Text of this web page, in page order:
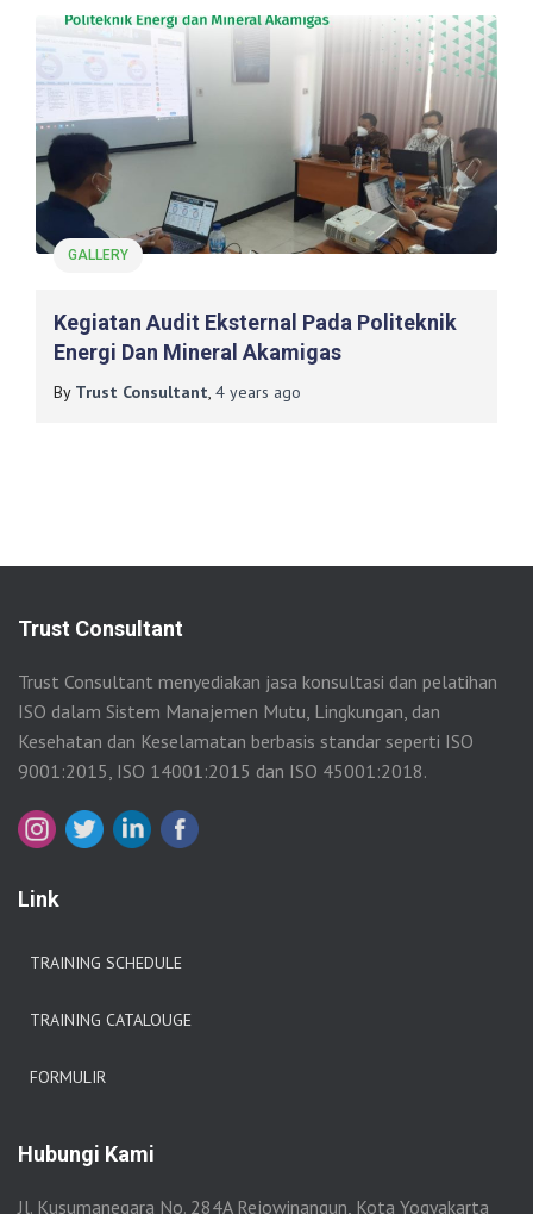
GALLERY
Kegiatan Audit Eksternal Pada Politeknik
Energi Dan Mineral Akamigas
By Trust Consultant, 4 years ago
Trust Consultant
Trust Consultant menyediakan jasa konsultasi dan pelatihan
ISO dalam Sistem Manajemen Mutu, Lingkungan, dan
Kesehatan dan Keselamatan berbasis standar seperti ISO
9001:2015, ISO 14001:2015 dan ISO 45001:2018.
Link
TRAINING SCHEDULE
TRAINING CATALOUGE
FORMULIR
Hubungi Kami
Jl. Kusumanegara No. 284A Rejowinangun, Kota Yogyakarta